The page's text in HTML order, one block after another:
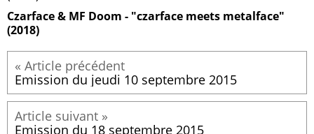
Czarface & MF Doom - "czarface meets metalface"
(2018)
Emission du jeudi 10 septembre 2015
Emission du 18 septembre 2015